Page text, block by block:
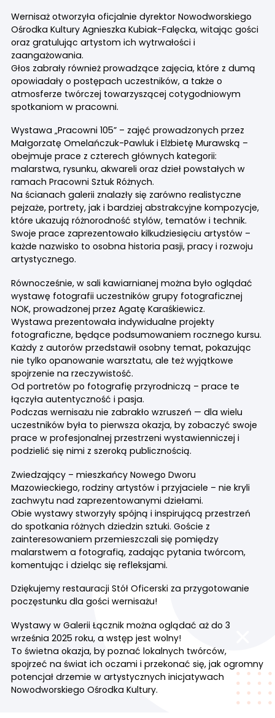
Wernisaż otworzyła oficjalnie dyrektor Nowodworskiego
Ośrodka Kultury Agnieszka Kubiak-Falęcka, witając gości
oraz gratulując artystom ich wytrwałości i
zaangażowania.
Głos zabrały również prowadzące zajęcia, które z dumą
opowiadały o postępach uczestników, a także o
atmosferze twórczej towarzyszącej cotygodniowym
spotkaniom w pracowni.
Wystawa „Pracowni 105” – zajęć prowadzonych przez
Małgorzatę Omelańczuk-Pawluk i Elżbietę Murawską –
obejmuje prace z czterech głównych kategorii:
malarstwa, rysunku, akwareli oraz dzieł powstałych w
ramach Pracowni Sztuk Różnych.
Na ścianach galerii znalazły się zarówno realistyczne
pejzaże, portrety, jak i bardziej abstrakcyjne kompozycje,
które ukazują różnorodność stylów, tematów i technik.
Swoje prace zaprezentowało kilkudziesięciu artystów –
każde nazwisko to osobna historia pasji, pracy i rozwoju
artystycznego.
Równocześnie, w sali kawiarnianej można było oglądać
wystawę fotografii uczestników grupy fotograficznej
NOK, prowadzonej przez Agatę Karaśkiewicz.
Wystawa prezentowała indywidualne projekty
fotograficzne, będące podsumowaniem rocznego kursu.
Każdy z autorów przedstawił osobny temat, pokazując
nie tylko opanowanie warsztatu, ale też wyjątkowe
spojrzenie na rzeczywistość.
Od portretów po fotografię przyrodniczą – prace te
łączyła autentyczność i pasja.
Podczas wernisażu nie zabrakło wzruszeń — dla wielu
uczestników była to pierwsza okazja, by zobaczyć swoje
prace w profesjonalnej przestrzeni wystawienniczej i
podzielić się nimi z szeroką publicznością.
Zwiedzający – mieszkańcy Nowego Dworu
Mazowieckiego, rodziny artystów i przyjaciele – nie kryli
zachwytu nad zaprezentowanymi dziełami.
Obie wystawy stworzyły spójną i inspirującą przestrzeń
do spotkania różnych dziedzin sztuki. Goście z
zainteresowaniem przemieszczali się pomiędzy
malarstwem a fotografią, zadając pytania twórcom,
komentując i dzieląc się refleksjami.
Dziękujemy restauracji Stół Oficerski za przygotowanie
poczęstunku dla gości wernisażu!
Wystawy w Galerii Łącznik można oglądać aż do 3
września 2025 roku, a wstęp jest wolny!
To świetna okazja, by poznać lokalnych twórców,
spojrzeć na świat ich oczami i przekonać się, jak ogromny
potencjał drzemie w artystycznych inicjatywach
Nowodworskiego Ośrodka Kultury.